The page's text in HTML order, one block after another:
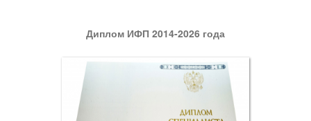
Диплом ИФП 2014-2026 года